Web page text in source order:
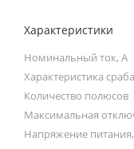
Характеристики
Номинальный ток, А
Характеристика
Количество полюсов
Максимальная
Напряжение